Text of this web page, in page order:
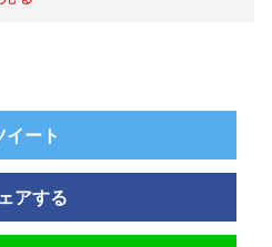
イート
アする